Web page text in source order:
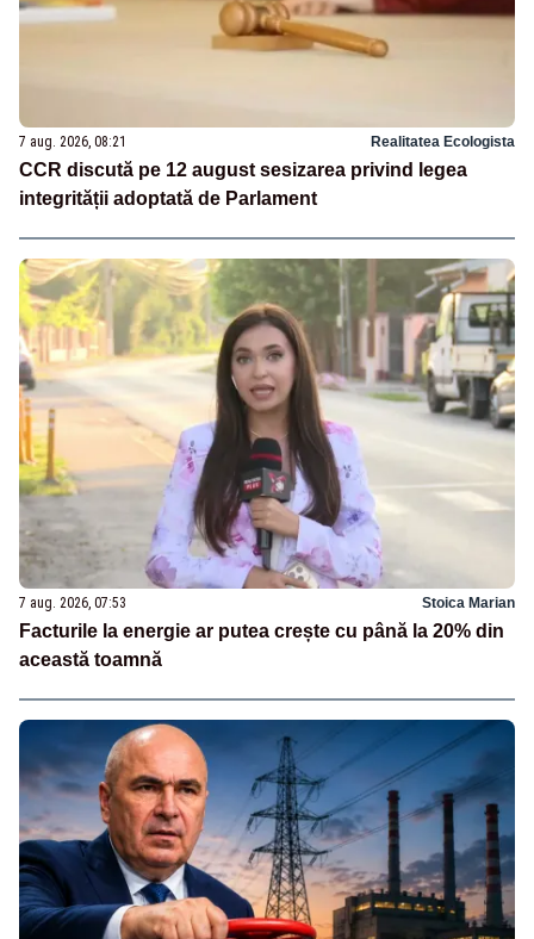
7 aug. 2026, 08:21 Realitatea Ecologista
CCR discută pe 12 august sesizarea privind legea
integrității adoptată de Parlament
7 aug. 2026, 07:53 Stoica Marian
Facturile la energie ar putea crește cu până la 20% din
această toamnă